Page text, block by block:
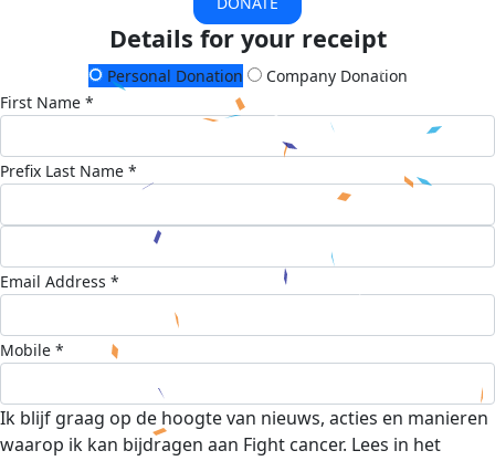
Details for your receipt
Personal Donation
Company Donation
First Name *
Prefix Last Name *
Email Address *
Mobile *
Ik blijf graag op de hoogte van nieuws, acties en manieren
waarop ik kan bijdragen aan Fight cancer. Lees in het